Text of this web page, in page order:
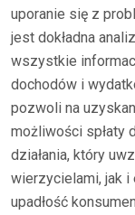
uporanie się z
jest dokładna
wszystkie
dochodów i
pozwoli na
możliwości spłaty
działania, który
wierzycielami, jak i
upadłość